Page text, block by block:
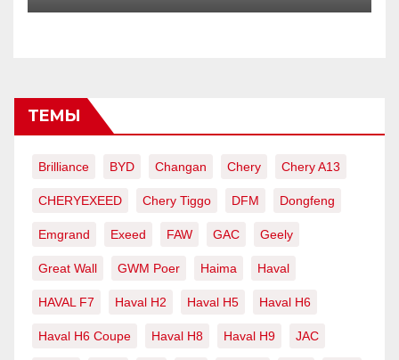
ТЕМЫ
Brilliance BYD Changan Chery Chery A13
CHERYEXEED Chery Tiggo DFM Dongfeng
Emgrand Exeed FAW GAC Geely
Great Wall GWM Poer Haima Haval
HAVAL F7 Haval H2 Haval H5 Haval H6
Haval H6 Coupe Haval H8 Haval H9 JAC